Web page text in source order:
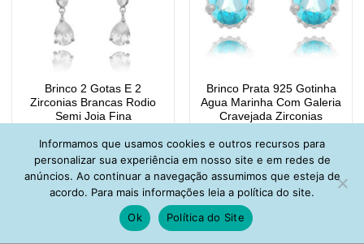
Brinco 2 Gotas E 2
Zirconias Brancas Rodio
Semi Joia Fina
Brinco Prata 925 Gotinha
Agua Marinha Com Galeria
Cravejada Zirconias
Informamos que usamos cookies e outros recursos para
personalizar sua experiência em nosso site e em redes de
anúncios. Ao continuar a navegação assumimos que esteja de
acordo. Para mais informações leia a política do site.
Ok
Política do Site